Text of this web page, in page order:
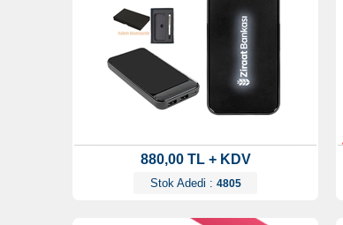
880,00 TL + KDV
Stok Adedi : 4805